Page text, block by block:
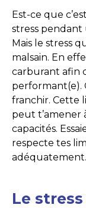
Est-ce que
stress pendant
Mais le stress
malsain. En
carburant afin
performant(e).
franchir. Cette
peut t’amener
capacités.
respecte tes
adéquatement.
Le